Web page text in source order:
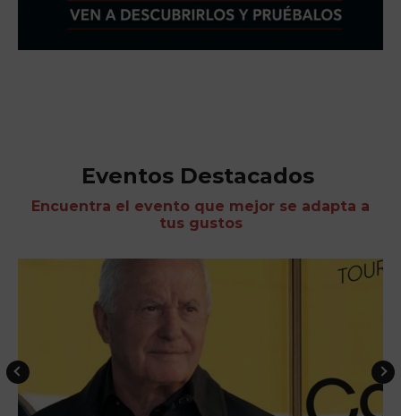
Eventos Destacados
Encuentra el evento que mejor se adapta a
tus gustos